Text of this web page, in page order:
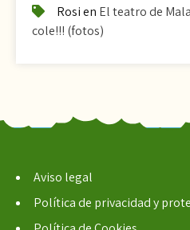
Rosien El teatro de
cole!!! (fotos)
Aviso legal
Política de privacidad y